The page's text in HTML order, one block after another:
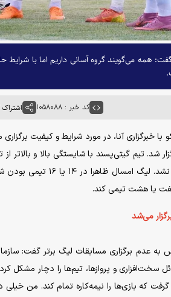
همه می‌گویند گروه آسانی داریم اما با شرایط
کد خبر : ۱۰۵۸۰۸۸
خبرگزاری آنا، در مورد شرایط‌ و کیفیت
برگزار شد. تیم گیتی‌پسند با شایستگی بالا و
چیزی از ارزش‌های مس
یا هشت تیمی کند.
می‌شد
به عدم برگزاری مسابقات لیگ برتر گفت:
سخت‌افزاری و پروازها، تیم‌ها را دچار مشکل
که بازی‌ها را نیمه‌کاره تمام کند. من